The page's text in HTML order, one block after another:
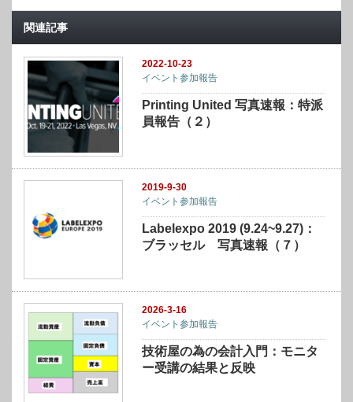
関連記事
2022-10-23
イベント参加報告
Printing United 写真速報：特派
員報告（２）
2019-9-30
イベント参加報告
Labelexpo 2019 (9.24~9.27)：
ブラッセル 写真速報（７）
2026-3-16
イベント参加報告
技術屋の為の会計入門：モニタ
ー受講の結果と反映